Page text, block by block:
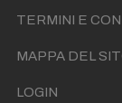
TERMINI E
MAPPA DEL
LOGIN